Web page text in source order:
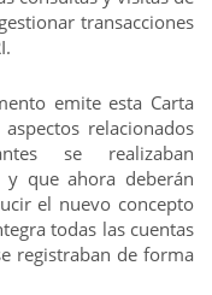
transacciones
emite esta Carta
relacionados
se realizaban
y que ahora deberán
el nuevo concepto
todas las cuentas
registraban de forma